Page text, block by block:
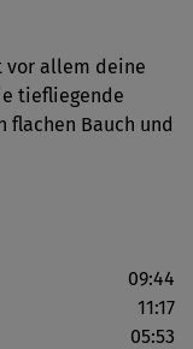
vor allem deine
tiefliegende
flachen Bauch und
du deinen Körper
Diop in die
Wichtig ist ein
Praxis
verweist
09:44
11:17
05:53